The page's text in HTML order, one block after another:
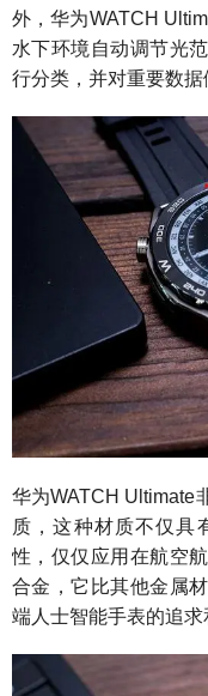
外，华为WATCH
水下环境自动调节光
行分类，并对重要数据
华为WATCH Ultimate
质，这种材质不仅具
性，仅仅应用在航空
合金，它比其他金属
端人士智能手表的追求